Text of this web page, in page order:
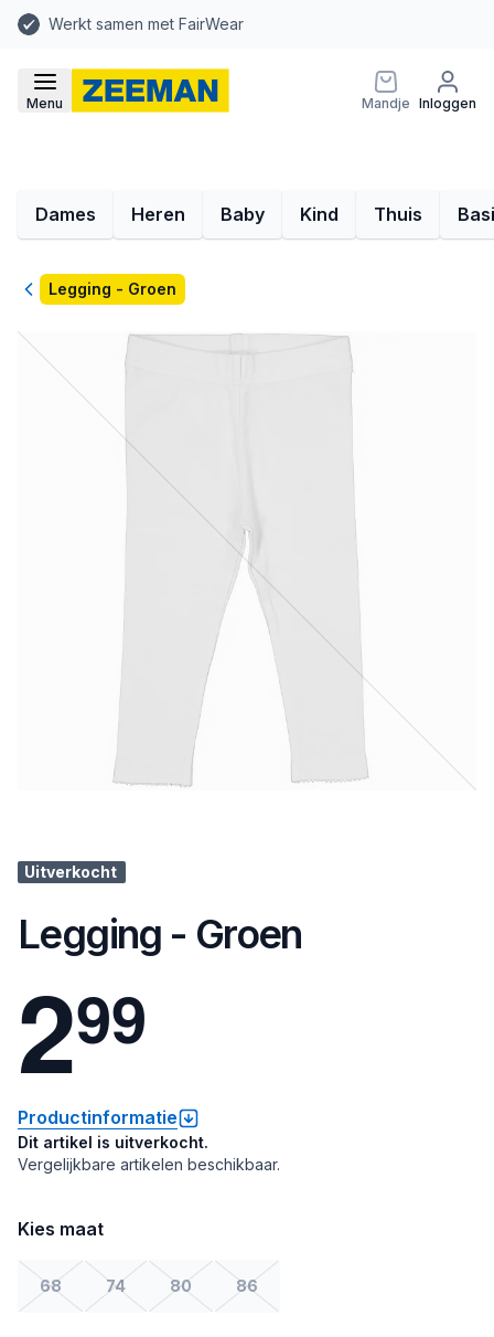
Werkt samen met FairWear
Menu Mandje Inloggen
Dames Heren Baby Kind Thuis
TerugLegging - Groen
Uitverkocht
Legging - Groen
299
Productinformatie
Dit artikel is uitverkocht.
Vergelijkbare artikelen beschikbaar.
Kies maat
68 74 80 86